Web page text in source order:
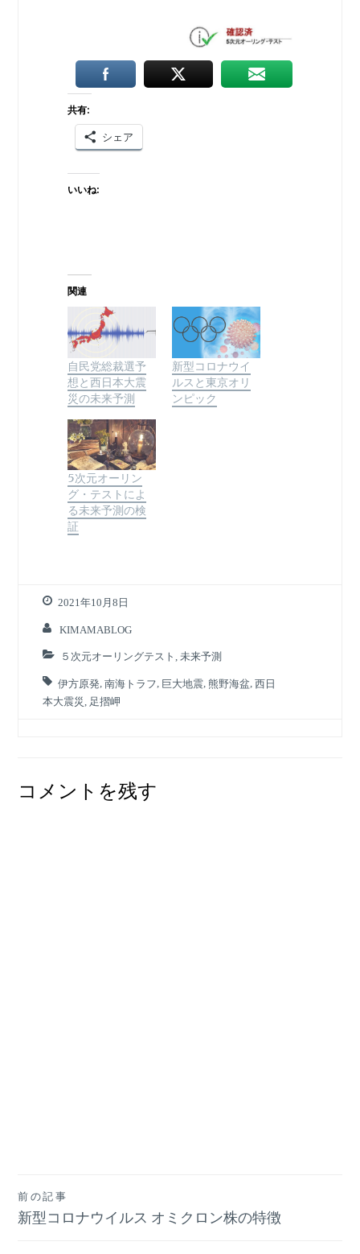
共有:
シェア
いいね:
関連
自民党総裁選予
想と西日本大震
災の未来予測
新型コロナウイ
ルスと東京オリ
ンピック
5次元オーリン
グ・テストによ
る未来予測の検
証
2021年10月8日
KIMAMABLOG
５次元オーリングテスト ,未来予測
伊方原発 ,南海トラフ 巨大地震 熊野海盆 ,西日
本大震災
足摺岬
コメントを残す
投
稿
前の記事
新型コロナウイルス オミクロン株の特徴